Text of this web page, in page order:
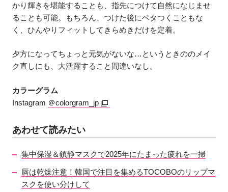
かり輝きを堪能することも、指先につけて自然になじませ
ることも可能。もちろん、つけた後にベタつくこともな
く、ひんやりフィットしてきらめきだけを定着。
夕方になってちょっと元気がないな…というときののメイ
ク直しにも、大活躍すること間違いなし。
カラーグラム
Instagram ＠colorgram_jp
あわせて読みたい
集中保湿＆鎮静マスクで2025年にたまった疲れを一掃
唇は乾燥注意！韓国で注目を集めるTOCOBOのリップマ
スクを使い分けして